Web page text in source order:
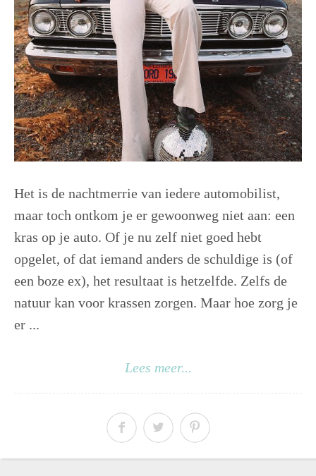
Het is de nachtmerrie van iedere automobilist,
maar toch ontkom je er gewoonweg niet aan: een
kras op je auto. Of je nu zelf niet goed hebt
opgelet, of dat iemand anders de schuldige is (of
een boze ex), het resultaat is hetzelfde. Zelfs de
natuur kan voor krassen zorgen. Maar hoe zorg je
er ...
Lees meer...